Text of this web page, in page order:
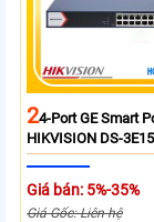
24-Port GE Smart
HIKVISION DS-
Giá bán: 5%-35%
Giá Gốc: Liên hệ